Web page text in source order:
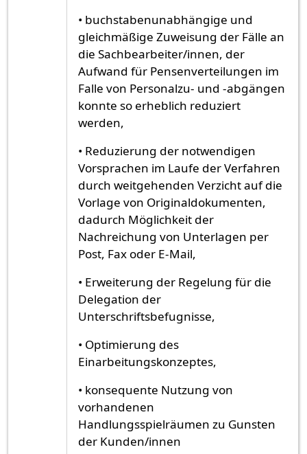
• buchstabenunabhängige und
gleichmäßige Zuweisung der Fälle an
die Sachbearbeiter/innen, der
Aufwand für Pensenverteilungen im
Falle von Personalzu- und -abgängen
konnte so erheblich reduziert
werden,
• Reduzierung der notwendigen
Vorsprachen im Laufe der Verfahren
durch weitgehenden Verzicht auf die
Vorlage von Originaldokumenten,
dadurch Möglichkeit der
Nachreichung von Unterlagen per
Post, Fax oder E-Mail,
• Erweiterung der Regelung für die
Delegation der
Unterschriftsbefugnisse,
• Optimierung des
Einarbeitungskonzeptes,
• konsequente Nutzung von
vorhandenen
Handlungsspielräumen zu Gunsten
der Kunden/innen